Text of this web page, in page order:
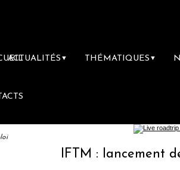
ACTUALITÉS ▼ THÉMATIQUES ▼
IFTM : lancement des